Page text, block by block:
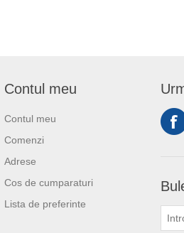
Contul meu
Contul meu
Comenzi
Adrese
Cos de cumparaturi
Lista de preferinte